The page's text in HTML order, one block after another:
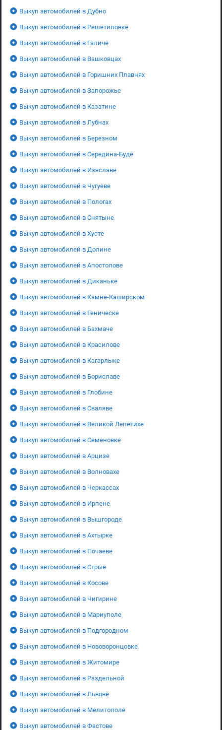
Выкуп автомобилей в Дубно
Выкуп автомобилей в Решетиловке
Выкуп автомобилей в Галиче
Выкуп автомобилей в Вашковцах
Выкуп автомобилей в Горишних Плавнях
Выкуп автомобилей в Запорожье
Выкуп автомобилей в Казатине
Выкуп автомобилей в Лубнах
Выкуп автомобилей в Березном
Выкуп автомобилей в Середина-Буде
Выкуп автомобилей в Изяславе
Выкуп автомобилей в Чугуеве
Выкуп автомобилей в Пологах
Выкуп автомобилей в Снятыне
Выкуп автомобилей в Хусте
Выкуп автомобилей в Долине
Выкуп автомобилей в Апостолове
Выкуп автомобилей в Диканьке
Выкуп автомобилей в Камне-Каширском
Выкуп автомобилей в Геническе
Выкуп автомобилей в Бахмаче
Выкуп автомобилей в Красилове
Выкуп автомобилей в Кагарлыке
Выкуп автомобилей в Бориславе
Выкуп автомобилей в Глобине
Выкуп автомобилей в Сваляве
Выкуп автомобилей в Великой Лепетихе
Выкуп автомобилей в Семеновке
Выкуп автомобилей в Арцизе
Выкуп автомобилей в Волновахе
Выкуп автомобилей в Черкассах
Выкуп автомобилей в Ирпене
Выкуп автомобилей в Вышгороде
Выкуп автомобилей в Ахтырке
Выкуп автомобилей в Почаеве
Выкуп автомобилей в Стрые
Выкуп автомобилей в Косове
Выкуп автомобилей в Чигирине
Выкуп автомобилей в Мариуполе
Выкуп автомобилей в Подгородном
Выкуп автомобилей в Нововоронцовке
Выкуп автомобилей в Житомире
Выкуп автомобилей в Раздельной
Выкуп автомобилей в Львове
Выкуп автомобилей в Мелитополе
Выкуп автомобилей в Фастове